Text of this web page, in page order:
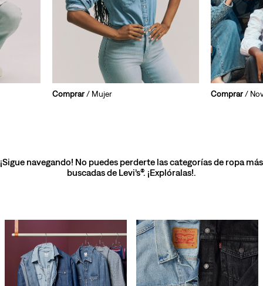
Comprar/ Mujer Comprar/
¡Sigue navegando! No puedes perderte las categorías de ropa más
buscadas de Levi’s®. ¡Explóralas!.